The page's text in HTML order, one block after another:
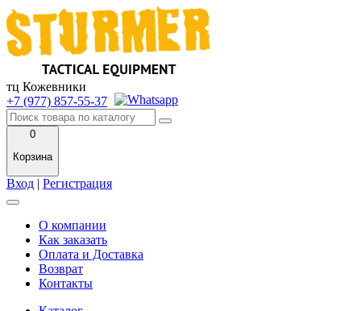
тц Кожевники
+7 (977) 857-55-37
0
Корзина
Вход | Регистрация
О компании
Как заказать
Оплата и Доставка
Возврат
Контакты